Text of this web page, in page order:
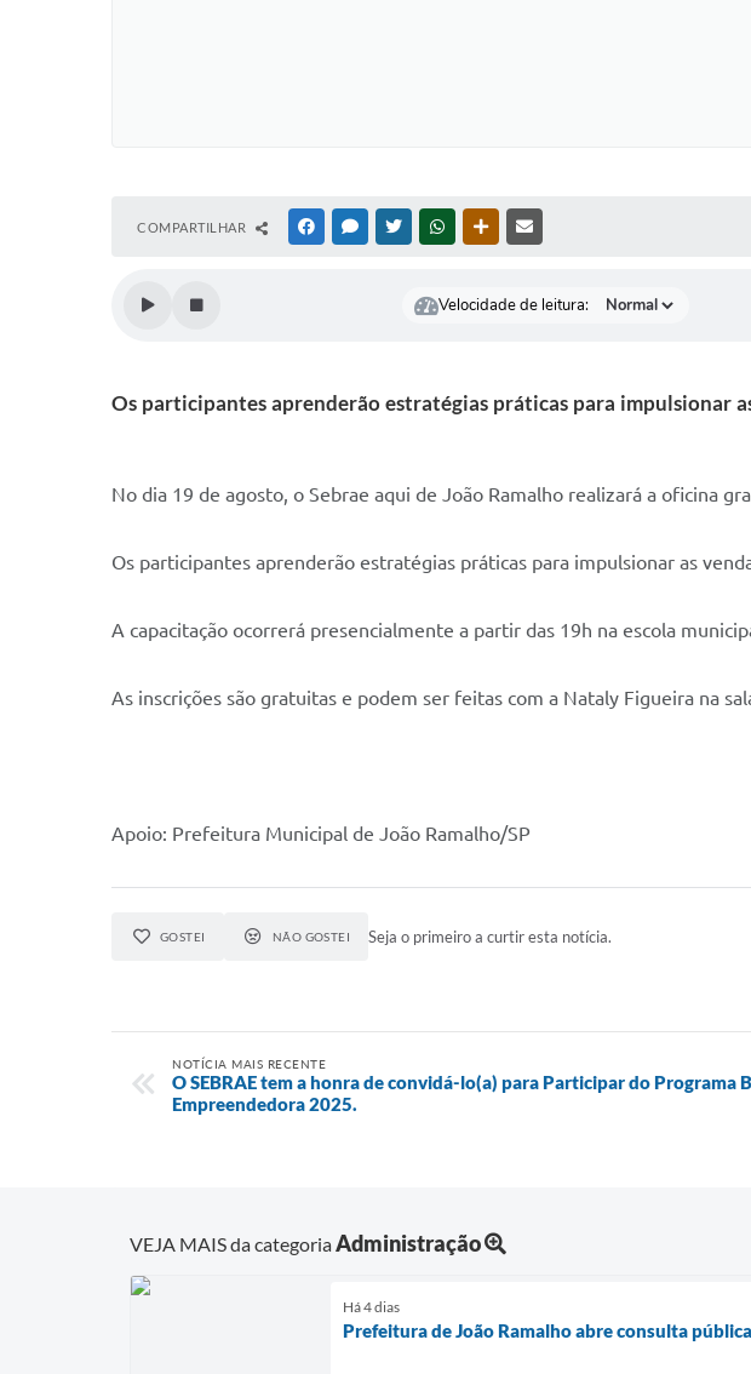
COMPARTILHAR FACEBOOKMESSENGER
TWITTERWHATSAPPOUTRAS MÍDIAS
Velocidade de leitura:
Os participantes aprenderão estratégias práticas para impulsionar
No dia 19 de agosto, o Sebrae aqui de João Ramalho realizará a oficina
Os participantes aprenderão estratégias práticas para impulsionar as
A capacitação ocorrerá presencialmente a partir das 19h na escola
As inscrições são gratuitas e podem ser feitas com a Nataly Figueira na
Apoio: Prefeitura Municipal de João Ramalho/SP
GOSTEI NÃO GOSTEI Seja o primeiro a curtir esta notícia.
NOTÍCIA MAIS RECENTE
O SEBRAE tem a honra de convidá-lo(a) para Participar do Programa
Empreendedora 2025.
VEJA MAIS da categoriaAdministração
Há 4 dias
Prefeitura de João Ramalho abre consulta